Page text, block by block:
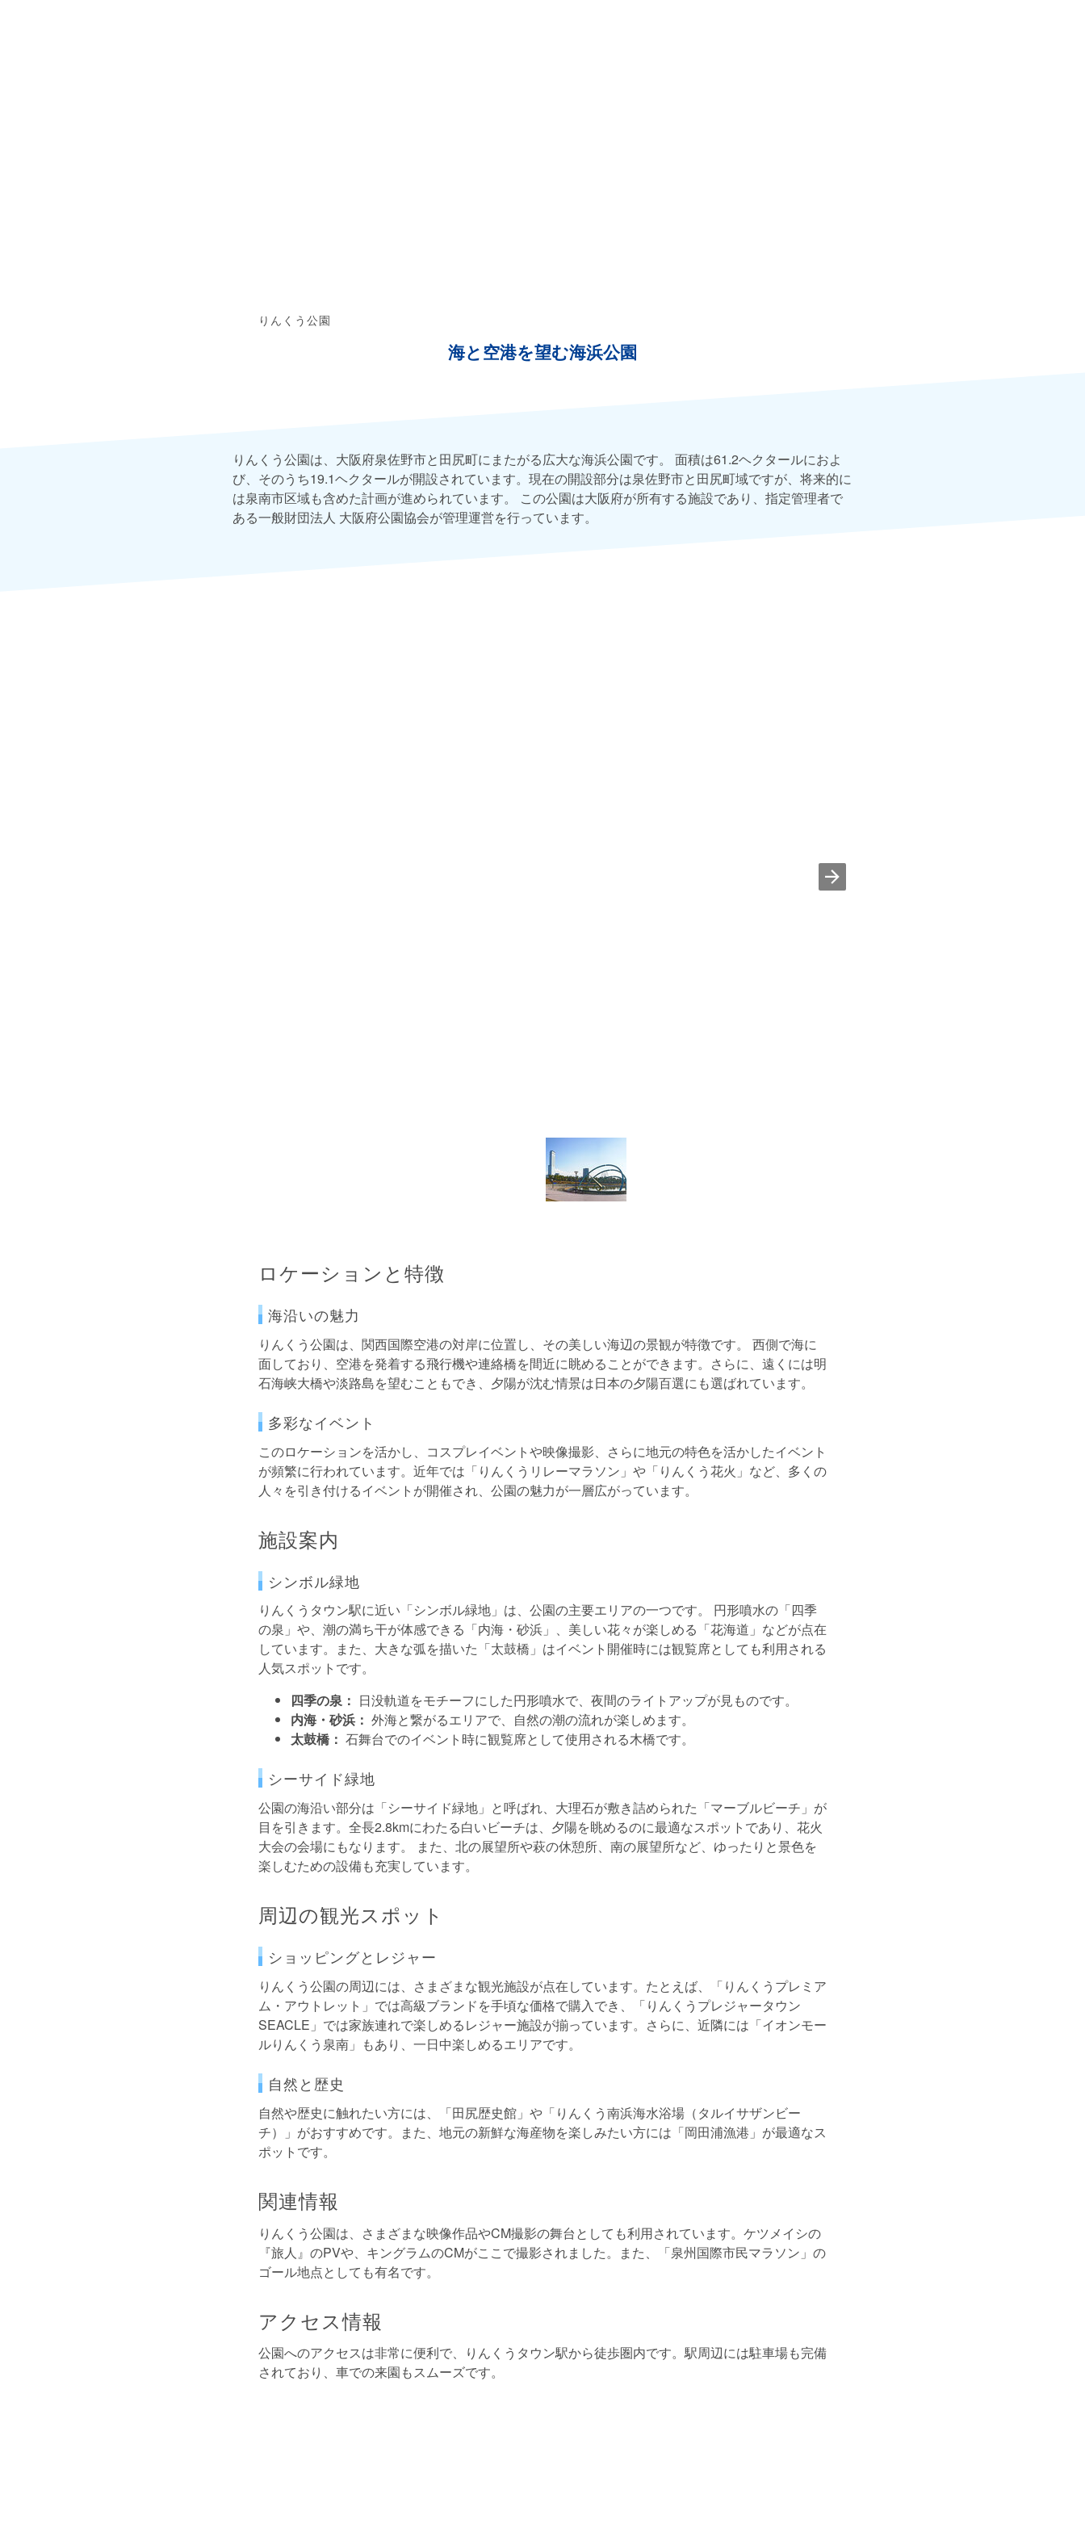
りんくう公園
海と空港を望む海浜公園
りんくう公園は、大阪府泉佐野市と田尻町にまたがる広大な海浜公園です。 面積は61.2ヘクタールにおよ
び、そのうち19.1ヘクタールが開設されています。現在の開設部分は泉佐野市と田尻町域ですが、将来的に
は泉南市区域も含めた計画が進められています。 この公園は大阪府が所有する施設であり、指定管理者で
ある一般財団法人 大阪府公園協会が管理運営を行っています。
ロケーションと特徴
海沿いの魅力
りんくう公園は、関西国際空港の対岸に位置し、その美しい海辺の景観が特徴です。 西側で海に
面しており、空港を発着する飛行機や連絡橋を間近に眺めることができます。さらに、遠くには明
石海峡大橋や淡路島を望むこともでき、夕陽が沈む情景は日本の夕陽百選にも選ばれています。
多彩なイベント
このロケーションを活かし、コスプレイベントや映像撮影、さらに地元の特色を活かしたイベント
が頻繁に行われています。近年では「りんくうリレーマラソン」や「りんくう花火」など、多くの
人々を引き付けるイベントが開催され、公園の魅力が一層広がっています。
施設案内
シンボル緑地
りんくうタウン駅に近い「シンボル緑地」は、公園の主要エリアの一つです。 円形噴水の「四季
の泉」や、潮の満ち干が体感できる「内海・砂浜」、美しい花々が楽しめる「花海道」などが点在
しています。また、大きな弧を描いた「太鼓橋」はイベント開催時には観覧席としても利用される
人気スポットです。
四季の泉： 日没軌道をモチーフにした円形噴水で、夜間のライトアップが見ものです。
内海・砂浜： 外海と繋がるエリアで、自然の潮の流れが楽しめます。
太鼓橋： 石舞台でのイベント時に観覧席として使用される木橋です。
シーサイド緑地
公園の海沿い部分は「シーサイド緑地」と呼ばれ、大理石が敷き詰められた「マーブルビーチ」が
目を引きます。全長2.8kmにわたる白いビーチは、夕陽を眺めるのに最適なスポットであり、花火
大会の会場にもなります。 また、北の展望所や萩の休憩所、南の展望所など、ゆったりと景色を
楽しむための設備も充実しています。
周辺の観光スポット
ショッピングとレジャー
りんくう公園の周辺には、さまざまな観光施設が点在しています。たとえば、「りんくうプレミア
ム・アウトレット」では高級ブランドを手頃な価格で購入でき、「りんくうプレジャータウン
SEACLE」では家族連れで楽しめるレジャー施設が揃っています。さらに、近隣には「イオンモー
ルりんくう泉南」もあり、一日中楽しめるエリアです。
自然と歴史
自然や歴史に触れたい方には、「田尻歴史館」や「りんくう南浜海水浴場（タルイサザンビー
チ）」がおすすめです。また、地元の新鮮な海産物を楽しみたい方には「岡田浦漁港」が最適なス
ポットです。
関連情報
りんくう公園は、さまざまな映像作品やCM撮影の舞台としても利用されています。ケツメイシの
『旅人』のPVや、キングラムのCMがここで撮影されました。また、「泉州国際市民マラソン」の
ゴール地点としても有名です。
アクセス情報
公園へのアクセスは非常に便利で、りんくうタウン駅から徒歩圏内です。駅周辺には駐車場も完備
されており、車での来園もスムーズです。